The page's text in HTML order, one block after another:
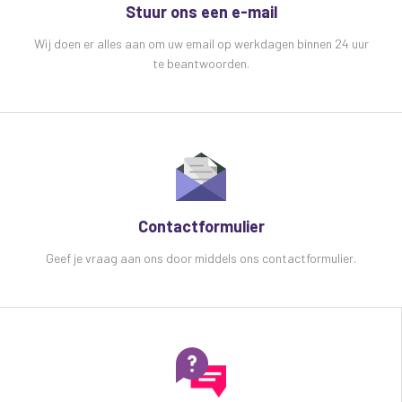
Kenmerken
DSP-effectsectie met 99 instelbare presets
Bluetooth-ontvanger met aparte
PC/Mac-audioapparaat en extra voeding via
USB A-aansluiting
3-bands equalizer per kanaal
Onafhankelijke Aux-uitgang + stereo-retour
Gebalanceerde XLR/jack mono-ingangen
5Vdc 2A min. (USB-C-adapter
Stuur ons een e-mail
Wij doen er alles aan om uw email op werkdagen binnen 24 uur
te beantwoorden.
Contactformulier
Geef je vraag aan ons door middels ons contactformulier.